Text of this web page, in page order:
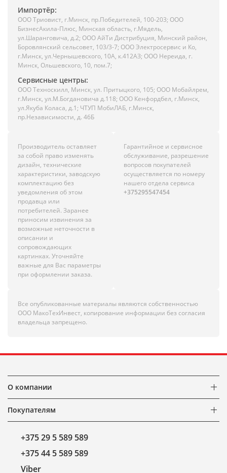
Импортёр:
ООО Триовист, г.Минск, пр.Победителей, 100-203; ООО
БизнесАкила-Плюс, Минская область, г.Мядель,
ул.Шаранговича, д.2; ООО АйТи Дистрибуция, Минский район,
Боровлянский сельсовет, 103/3-7; ООО Электросервис и Ко,
г.Минск, ул.Чернышевского, 10А, к.412АЗ; ООО Нереида, г.
Минск, Ольшевского, 10, пом.7;
Сервисные центры:
ООО Техноскилл, Минск, ул. Притыцкого, 105; ООО Мобайлрем,
г.Минск, ул.М.Богдановича д.118; ООО Кенфордбел, г.Минск,
ул.Якуба Коласа, д.1; ЧТУП МобиЛАБ, г.Минск,
пр.Независимости, д. 46Б
Производитель оставляет
за собой право изменять
дизайн, технические
характеристики, заводскую
комплектацию без
уведомления об этом
продавца или
потребителей. Заранее
приносим извинения за
возможные неточности в
описании и
сопровождающих
картинках. Уточняйте
важные для Вас параметры
при оформлении заказа.
Гарантийное и сервисное
обслуживание, разрешение
вопросов покупателей
осуществляется по номеру
нашего отдела сервиса
+375295547454
Все опубликованные материалы являются собственностью
ООО МакоТехИнвест, копирование информации без согласия
владельца запрещено.
О компании
Покупателям
+375 29 5 589 589
+375 44 5 589 589
Viber